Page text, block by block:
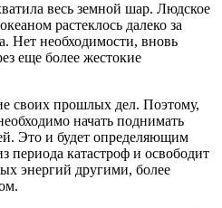
весь земной шар. Людское
растеклось далеко за
Нет необходимости, вновь
еще более жестокие
своих прошлых дел. Поэтому,
начать поднимать
Это и будет определяющим
периода катастроф и освободит
энергий другими, более